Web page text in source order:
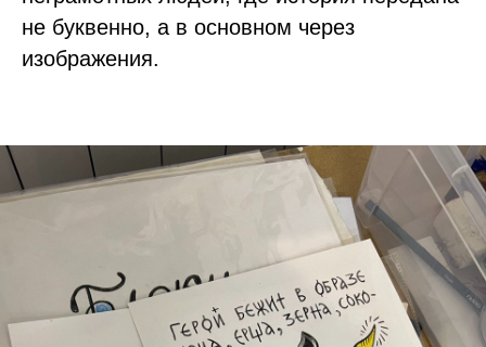
не буквенно, а в основном через
изображения.